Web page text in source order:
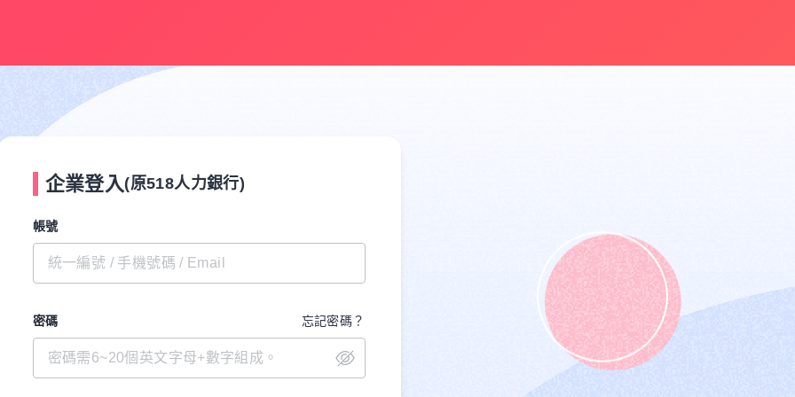
企業登入(原518人力銀行)
帳號
密碼 忘記密碼？